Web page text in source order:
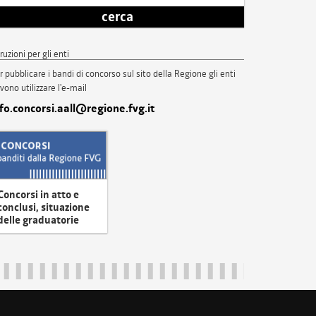
cerca
per gli enti
pubblicare i bandi di concorso sul sito della Regione gli enti
utilizzare l'e-mail
in atto e
situazione
graduatorie